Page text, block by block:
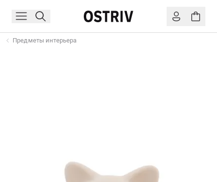
Предметы интерьера